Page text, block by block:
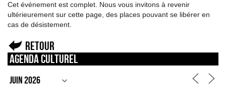
Cet événement est complet. Nous vous invitons à revenir
ultérieurement sur cette page, des places pouvant se libérer en
cas de désistement.
Retour
Agenda culturel